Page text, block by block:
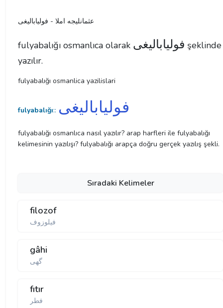
عثمانليجه املا - فولیا‌بالیغی
fulyabalığı osmanlıca olarak فولیا‌بالیغی şeklinde
yazılır.
fulyabalığı osmanlica yazilislari
fulyabalığı:: فولیا‌بالیغی
fulyabalığı osmanlıca nasıl yazılır? arap harfleri ile fulyabalığı
kelimesinin yazılışı? fulyabalığı arapça doğru gerçek yazılış şekli.
Sıradaki Kelimeler
filozof
فیلوزوف
gâhi
گهی
fıtır
فطر